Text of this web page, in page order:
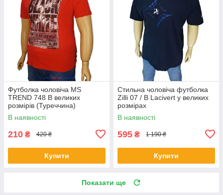
Футболка чоловіча MS
TREND 748 B великих
розмірів (Туреччина)
В наявності
210 ₴ 420 ₴
Купити
Стильна чоловіча футболка
Zilli 07 / B Lacivert у великих
розмірах
В наявності
595 ₴ 1 190 ₴
Купити
Показати ще